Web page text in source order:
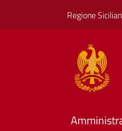
Regione